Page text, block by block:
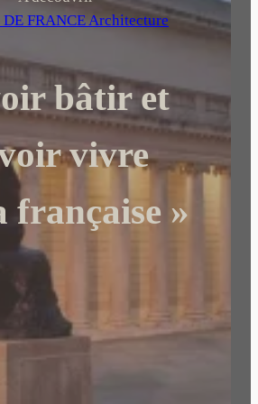
DE FRANCE Architecture
bâtir et
vivre
française »